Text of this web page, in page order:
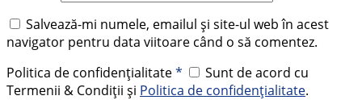
Salvează-mi numele, emailul și site-ul web în acest
navigator pentru data viitoare când o să comentez.
Politica de confidențialitate*
Sunt de acord cu
Termenii & Condiții și Politica de confidențialitate.